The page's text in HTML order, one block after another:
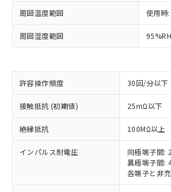
周囲温度範囲 使用時
周囲湿度範囲
許容操作頻度 30回/分以下
接触抵抗 (初期値) 25mΩ以下
絶縁抵抗 100MΩ以上
インパルス耐電圧
同極端子間:
異極端子間:
各端子と非
ご利用条件
※1 対応状況
対応済み：EU RoHS指令
非含有に対応した製品が提供可
対応予定：EU RoHS指令（10
有に対応した製品に切り替え